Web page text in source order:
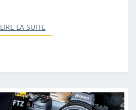
LIRE LA SUITE